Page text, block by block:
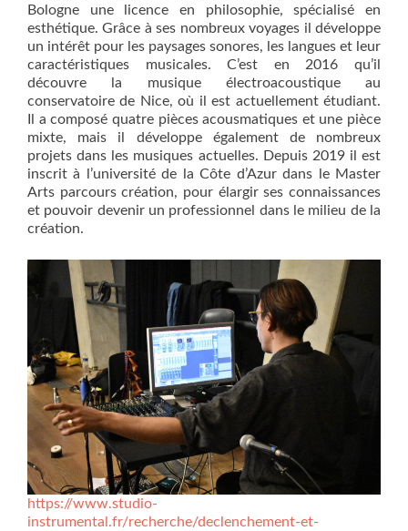
Bologne une licence en philosophie, spécialisé en
esthétique. Grâce à ses nombreux voyages il développe
un intérêt pour les paysages sonores, les langues et leur
caractéristiques musicales. C’est en 2016 qu’il
découvre la musique électroacoustique au
conservatoire de Nice, où il est actuellement étudiant.
Il a composé quatre pièces acousmatiques et une pièce
mixte, mais il développe également de nombreux
projets dans les musiques actuelles. Depuis 2019 il est
inscrit à l’université de la Côte d’Azur dans le Master
Arts parcours création, pour élargir ses connaissances
et pouvoir devenir un professionnel dans le milieu de la
création.
https://www.studio-
instrumental.fr/recherche/declenchement-et-